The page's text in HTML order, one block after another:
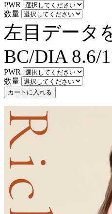
PWR
数量
左目データ
BC/DIA 8.6/
PWR
数量
カートに入れる